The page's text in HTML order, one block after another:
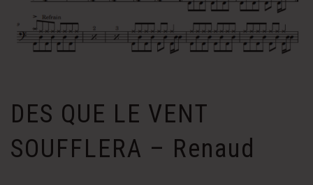
DES QUE LE VENT
SOUFFLERA – Renaud